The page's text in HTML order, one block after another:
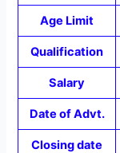
Age Limit
Qualification
Salary
Date of Advt.
Closing date